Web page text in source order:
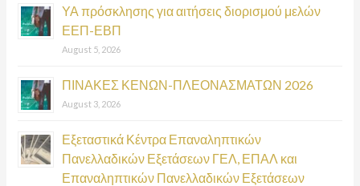
f
o
ΥΑ πρόσκλησης για αιτήσεις διορισμού μελών
ΕΕΠ-ΕΒΠ
August 5, 2026
ΠΙΝΑΚΕΣ ΚΕΝΩΝ-ΠΛΕΟΝΑΣΜΑΤΩΝ 2026
August 3, 2026
Εξεταστικά Κέντρα Επαναληπτικών
Πανελλαδικών Εξετάσεων ΓΕΛ, ΕΠΑΛ και
Επαναληπτικών Πανελλαδικών Εξετάσεων